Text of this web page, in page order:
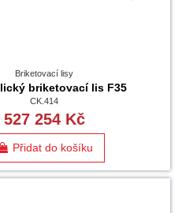
Briketovací lisy
briketovací lis F35
CK.414
527 254 Kč
Přidat do košíku